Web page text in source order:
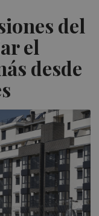
del
el
desde